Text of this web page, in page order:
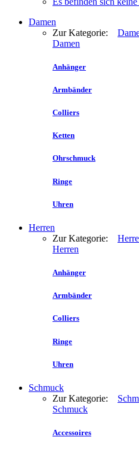
Damen
Zur Kategorie:
Damen
Anhänger
Armbänder
Colliers
Ketten
Ohrschmuck
Ringe
Uhren
Herren
Zur Kategorie:
Herren
Anhänger
Armbänder
Colliers
Ringe
Uhren
Schmuck
Zur Kategorie:
Schmuck
Accessoires